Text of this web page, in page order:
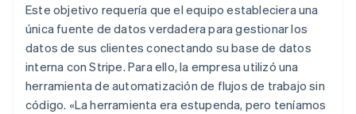
Este objetivo requería que el equipo estableciera una
única fuente de datos verdadera para gestionar los
datos de sus clientes conectando su base de datos
interna con Stripe. Para ello, la empresa utilizó una
herramienta de automatización de flujos de trabajo sin
código. «La herramienta era estupenda, pero teníamos